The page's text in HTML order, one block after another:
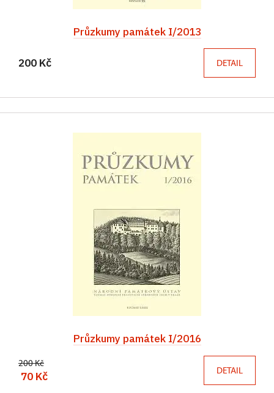
Průzkumy památek I/2013
200 Kč DETAIL
Průzkumy památek I/2016
200 Kč
70 Kč DETAIL